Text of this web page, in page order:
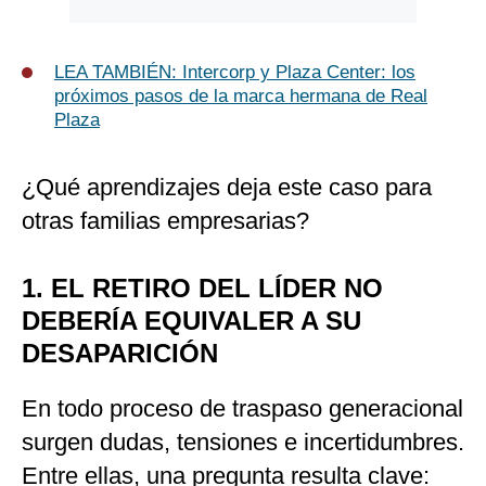
LEA TAMBIÉN: Intercorp y Plaza Center: los
próximos pasos de la marca hermana de Real
Plaza
¿Qué aprendizajes deja este caso para
otras familias empresarias?
1. EL RETIRO DEL LÍDER NO
DEBERÍA EQUIVALER A SU
DESAPARICIÓN
En todo proceso de traspaso generacional
surgen dudas, tensiones e incertidumbres.
Entre ellas, una pregunta resulta clave: